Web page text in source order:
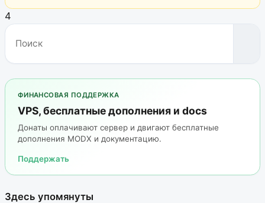
4
ФИНАНСОВАЯ ПОДДЕРЖКА
VPS, бесплатные дополнения и docs
Донаты оплачивают сервер и двигают бесплатные
дополнения MODX и документацию.
Поддержать
Здесь упомянуты